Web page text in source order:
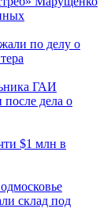
по делу о
ГАИ
после дела о
$1 млн в
склад под